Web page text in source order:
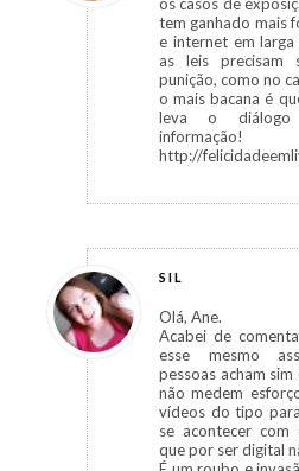
os casos de
tem ganhado mais
e internet em
as leis precisam
punição, como no
o mais bacana é
leva o diálogo
informação!
http://
SIL
Olá, Ane.
Acabei de
esse mesmo
pessoas acham
não medem
vídeos do tipo
se acontecer com
que por ser digital